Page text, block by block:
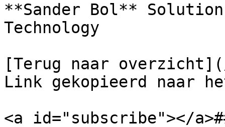
**Sander Bol**
Technology
[Terug naar
Link gekopieerd naar
<a id="subscribe"></